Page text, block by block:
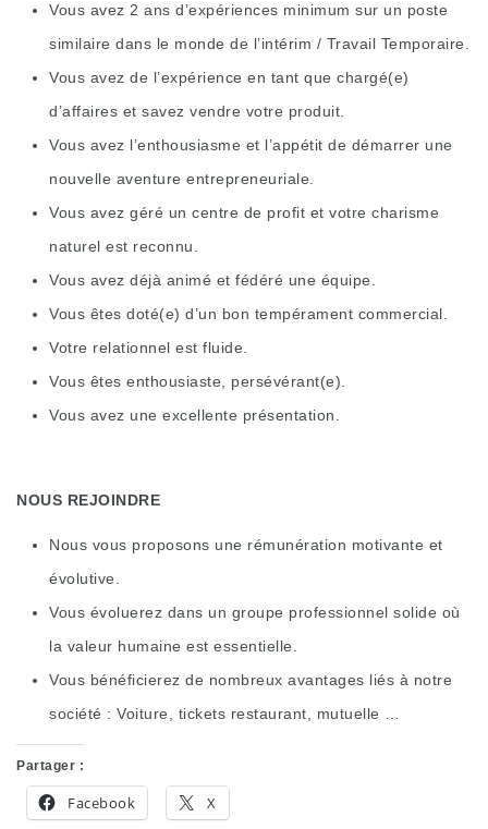
Vous avez 2 ans d’expériences minimum sur un poste
similaire dans le monde de l’intérim / Travail Temporaire.
Vous avez de l’expérience en tant que chargé(e)
d’affaires et savez vendre votre produit.
Vous avez l’enthousiasme et l’appétit de démarrer une
nouvelle aventure entrepreneuriale.
Vous avez géré un centre de profit et votre charisme
naturel est reconnu.
Vous avez déjà animé et fédéré une équipe.
Vous êtes doté(e) d’un bon tempérament commercial.
Votre relationnel est fluide.
Vous êtes enthousiaste, persévérant(e).
Vous avez une excellente présentation.
NOUS REJOINDRE
Nous vous proposons une rémunération motivante et
évolutive.
Vous évoluerez dans un groupe professionnel solide où
la valeur humaine est essentielle.
Vous bénéficierez de nombreux avantages liés à notre
société : Voiture, tickets restaurant, mutuelle …
Partager :
Facebook X